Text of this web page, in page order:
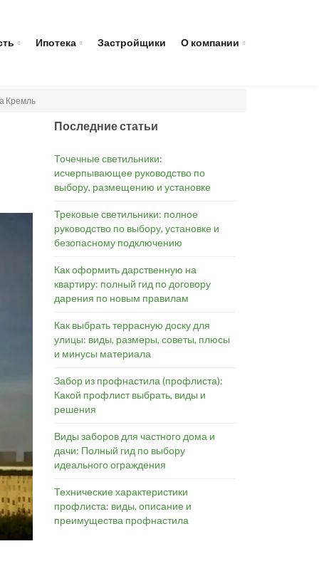
Ипотека Застройщики О компании
Кремль
Последние статьи
Точечные светильники:
исчерпывающее руководство по
выбору, размещению и установке
Трековые светильники: полное
руководство по выбору, установке и
безопасному подключению
Как оформить дарственную на
квартиру: полный гид по договору
дарения по новым правилам
Как выбрать террасную доску для
улицы: виды, размеры, советы, плюсы
и минусы материала
Забор из профнастила (профлиста):
Какой профлист выбрать, виды и
решения
Виды заборов для частного дома и
дачи: Полный гид по выбору
идеального ограждения
Технические характеристики
профлиста: виды, описание и
преимущества профнастила